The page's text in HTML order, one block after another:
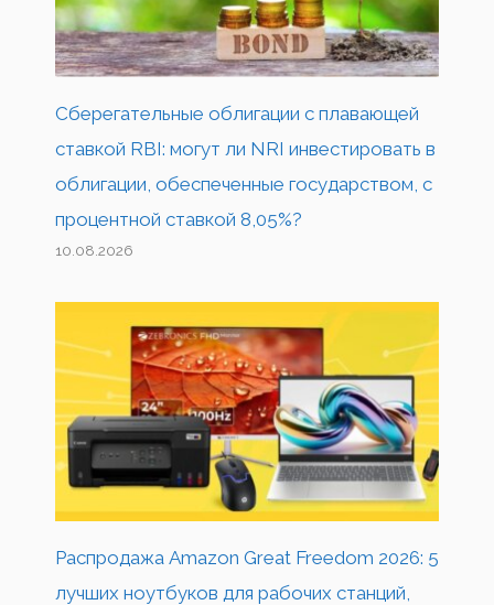
Сберегательные облигации с плавающей
ставкой RBI: могут ли NRI инвестировать в
облигации, обеспеченные государством, с
процентной ставкой 8,05%?
10.08.2026
Распродажа Amazon Great Freedom 2026: 5
лучших ноутбуков для рабочих станций,